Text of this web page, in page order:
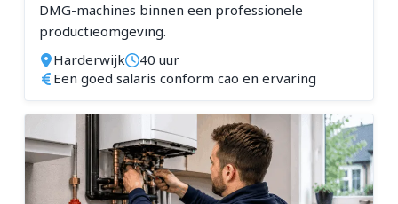
DMG-machines binnen een professionele
productieomgeving.
Harderwijk
40 uur
Een goed salaris conform cao en ervaring